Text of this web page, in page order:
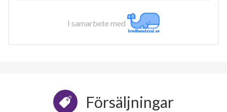
I samarbete med
Försäljningar